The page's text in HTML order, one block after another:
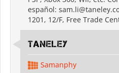
español:
1201, 12/F, Free Trade
Taneley
Samanphy